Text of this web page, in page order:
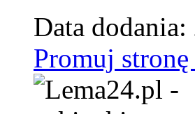
Data
Promuj